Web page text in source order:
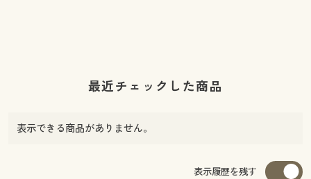
最近チェックした商品
表示できる商品がありません。
表示履歴を残す